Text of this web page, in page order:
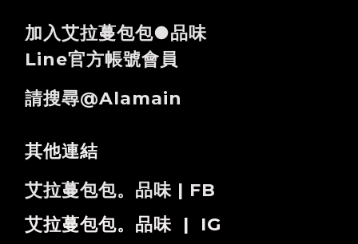
加入艾拉蔓包包●品味
Line官方帳號會員
請搜尋@alamain
其他連結
艾拉蔓包包。品味 | FB
艾拉蔓包包。品味 | IG